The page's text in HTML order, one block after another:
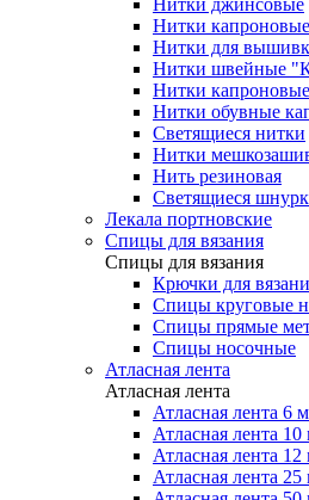
Нитки джинсовые
Нитки
Нитки для
Нитки швейные
Нитки
Нитки обувные
Светящиеся нитки
Нитки
Нить резиновая
Светящиеся
Лекала портновские
Спицы для вязания
Спицы для вязания
Крючки для
Спицы круговые
Спицы прямые
Спицы носочные
Атласная лента
Атласная лента
Атласная лента 6
Атласная лента
Атласная лента
Атласная лента